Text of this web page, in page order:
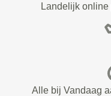
Landelijk
Alle bij Vandaag